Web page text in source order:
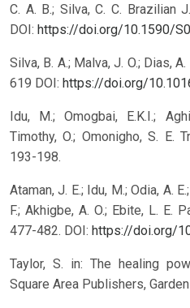
C. A. B.; Silva, C. C. Brazilian
DOI: https://doi.org/10.1590/
Silva, B. A.; Malva, J. O.; Dias,
619 DOI: https://doi.org/
Idu, M.; Omogbai, E.K.I.;
Timothy, O.; Omonigho, S. E.
193-198.
Ataman, J. E.; Idu, M.; Odia, A.
F.; Akhigbe, A. O.; Ebite, L. E.
477-482. DOI: https://doi.org/
Taylor, S. in: The healing
Square Area Publishers,